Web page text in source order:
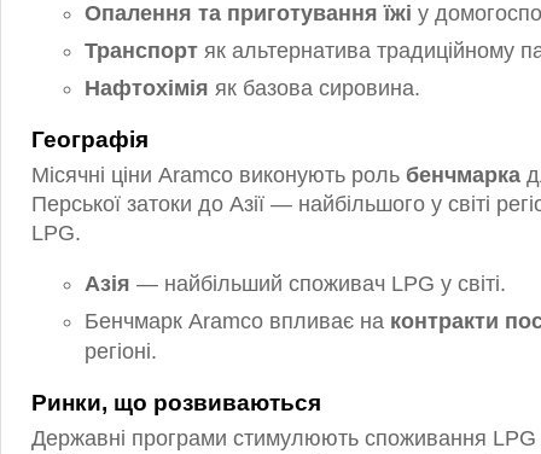
Опалення та приготування їжі у
Транспорт як альтернатива традиційному
Нафтохімія як базова сировина.
Географія
Місячні ціни Aramco виконують роль бенчмарка
Перської затоки до Азії — найбільшого у світі
LPG.
Азія — найбільший споживач LPG у світі.
Бенчмарк Aramco впливає на контракти
регіоні.
Ринки, що розвиваються
Державні програми стимулюють споживання LPG